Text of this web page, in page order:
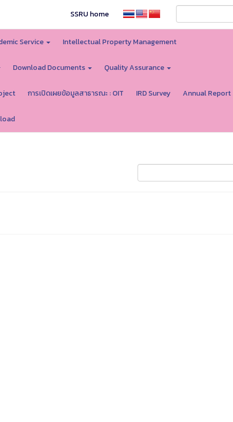
SSRU home
Service Intellectual Property Management
Download Documents Quality Assurance
การเปิดเผยข้อมูลสาธารณะ : OIT IRD Survey Annual Report